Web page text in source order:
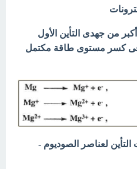
أكبر من جهدى التأين الأول
فى كسر مستوى طاقة مكتمل
لعناصر الصوديوم -